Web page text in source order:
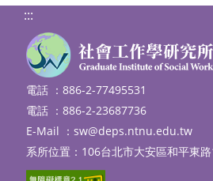
:::
電話 ：886-2-77495531
電話 ：886-2-23687736
E-Mail ： sw@deps.ntnu.edu.tw
系所位置：106台北市大安區和平東